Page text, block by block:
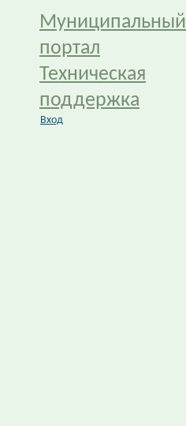
Муниципальный
портал
Техническая
поддержка
Вход